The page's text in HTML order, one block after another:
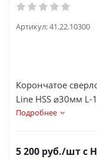
Артикул:41.22.10300
Корончатое
Line HSS ⌀30мм
Подробнее
5 200 руб./штс